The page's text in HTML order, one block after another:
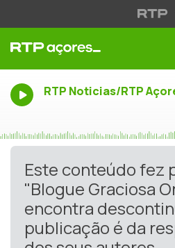
RTP Noticias/RTP
Este conteúdo fez
"Blogue Graciosa
encontra
publicação é da